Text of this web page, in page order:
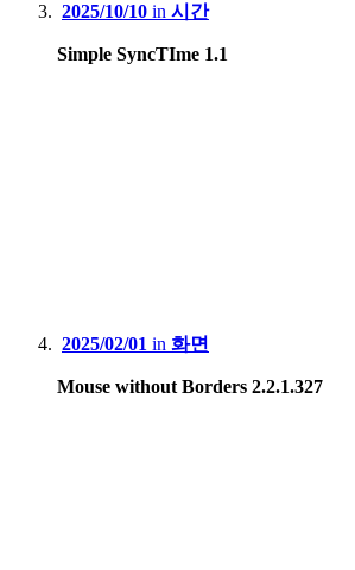
2025/10/10 in 시간
Simple SyncTIme 1.1
2025/02/01 in 화면
Mouse without Borders 2.2.1.327